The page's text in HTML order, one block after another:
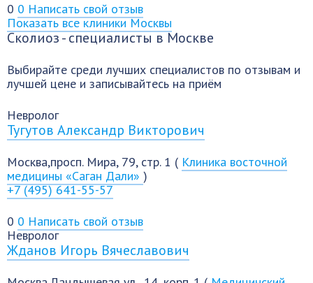
0 0 Написать свой отзыв
Показать все клиники Москвы
Сколиоз - специалисты в Москве
Выбирайте среди лучших специалистов по отзывам и
лучшей цене и записывайтесь на приём
Невролог
Тугутов Александр Викторович
Москва,просп. Мира, 79, стр. 1 ( Клиника восточной
медицины «Саган Дали» )
+7 (495) 641-55-57
0 0 Написать свой отзыв
Невролог
Жданов Игорь Вячеславович